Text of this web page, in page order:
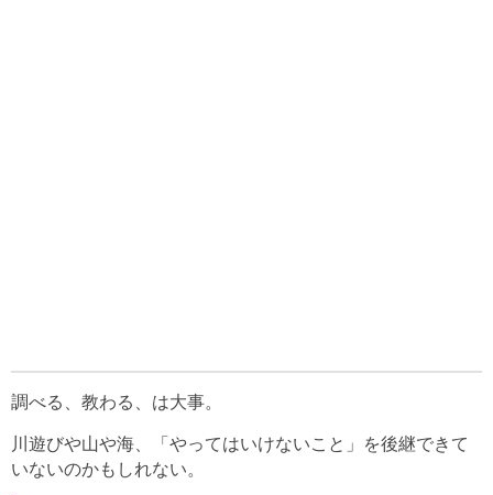
調べる、教わる、は大事。
川遊びや山や海、「やってはいけないこと」を後継できて
いないのかもしれない。